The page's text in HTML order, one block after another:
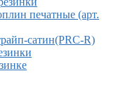
печатные (арт.
сатин(PRC-R)